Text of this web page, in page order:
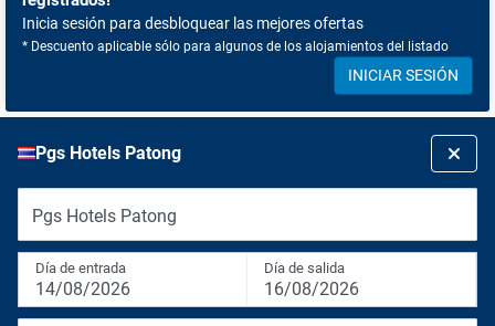
Inicia sesión para desbloquear las mejores ofertas
* Descuento aplicable sólo para algunos de los alojamientos del listado
INICIAR SESIÓN
Pgs Hotels Patong
Pgs Hotels Patong
Día de entrada
14/08/2026
Día de salida
16/08/2026